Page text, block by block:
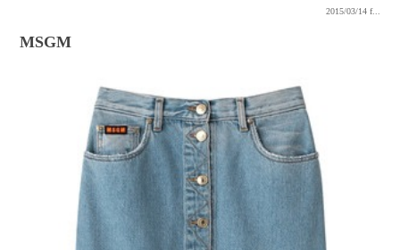
2015/03/14 f...
MSGM